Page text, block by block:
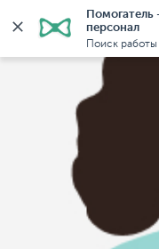
персонал
Поиск
Главная Няни